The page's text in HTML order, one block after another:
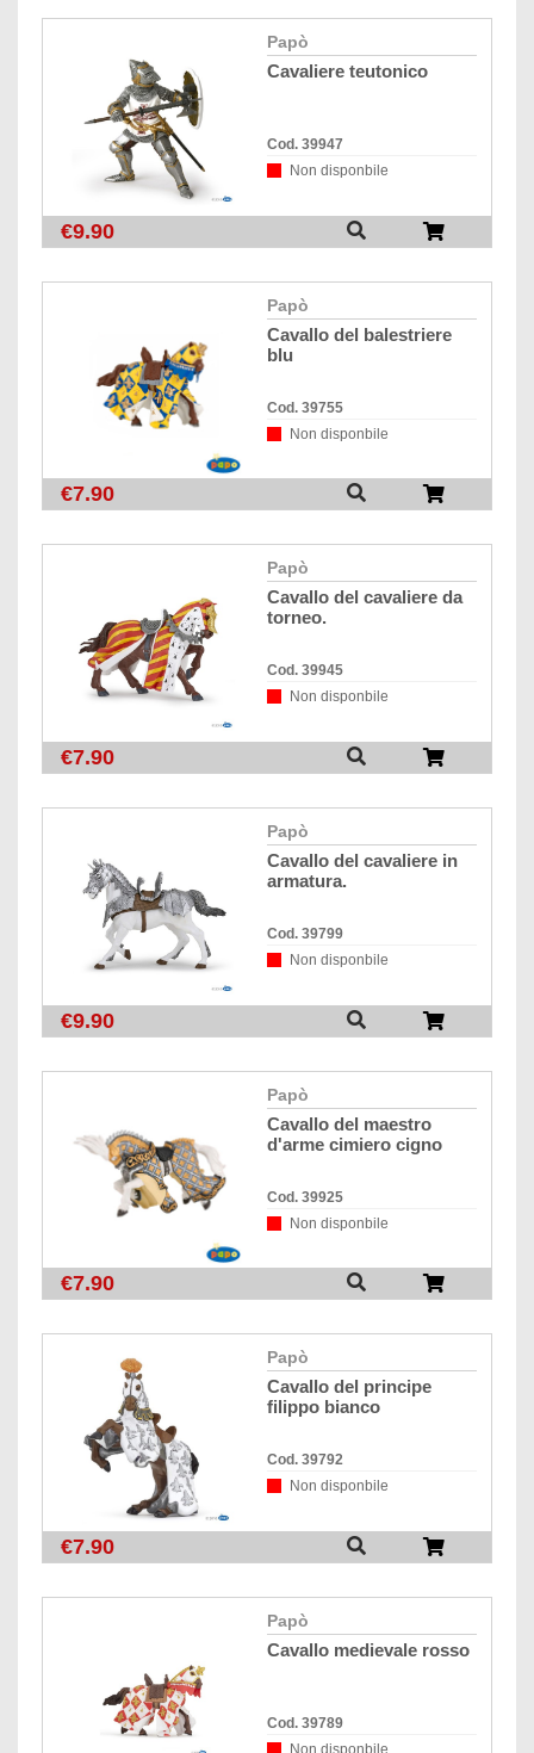
papò
cavaliere teutonico
Cod. 39947
Non disponbile
€9.90
papò
cavallo del balestriere
blu
Cod. 39755
Non disponbile
€7.90
papò
cavallo del cavaliere da
torneo.
Cod. 39945
Non disponbile
€7.90
papò
cavallo del cavaliere in
armatura.
Cod. 39799
Non disponbile
€9.90
papò
cavallo del maestro
d'arme cimiero cigno
Cod. 39925
Non disponbile
€7.90
papò
cavallo del principe
filippo bianco
Cod. 39792
Non disponbile
€7.90
papò
cavallo medievale rosso
Cod. 39789
Non disponbile